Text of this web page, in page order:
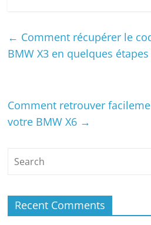
← Comment récupérer le
BMW X3 en quelques
Comment retrouver
votre BMW X6 →
Recent Comments